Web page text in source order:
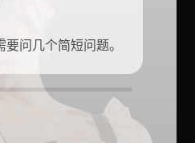
问几个简短问题。